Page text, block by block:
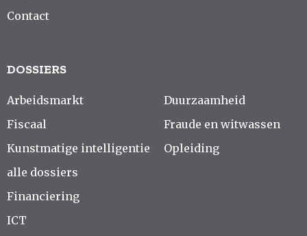
Contact
DOSSIERS
Arbeidsmarkt
Fiscaal
Kunstmatige intelligentie
alle dossiers
Duurzaamheid
Fraude en witwassen
Opleiding
Financiering
ICT